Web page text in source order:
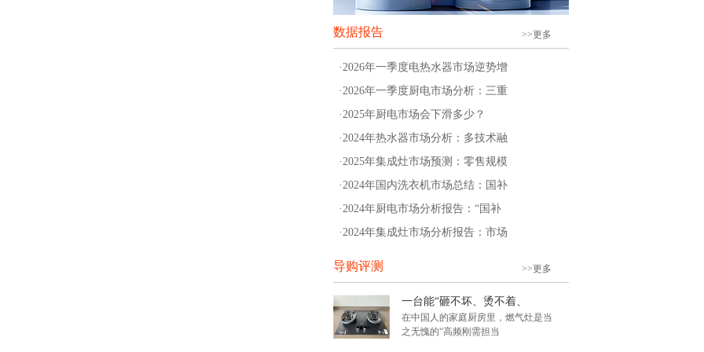
数据报告 >>更多
·2026年一季度电热水器市场逆势增
·2026年一季度厨电市场分析：三重
·2025年厨电市场会下滑多少？
·2024年热水器市场分析：多技术融
·2025年集成灶市场预测：零售规模
·2024年国内洗衣机市场总结：国补
·2024年厨电市场分析报告：“国补
·2024年集成灶市场分析报告：市场
导购评测 >>更多
一台能“砸不坏、烫不着、
在中国人的家庭厨房里，燃气灶是当
之无愧的“高频刚需担当